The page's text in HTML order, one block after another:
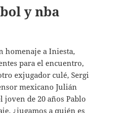
y nba
homenaje a Iniesta,
para el encuentro,
exjugador culé, Sergi
mexicano Julián
de 20 años Pablo
¿jugamos a quién es